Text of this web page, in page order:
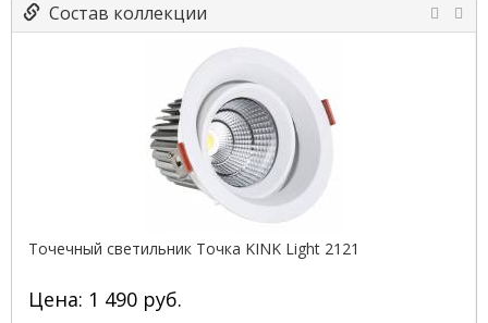
Состав коллекции
Точечный светильник Точка KINK Light 2121
Цена: 1 490 руб.